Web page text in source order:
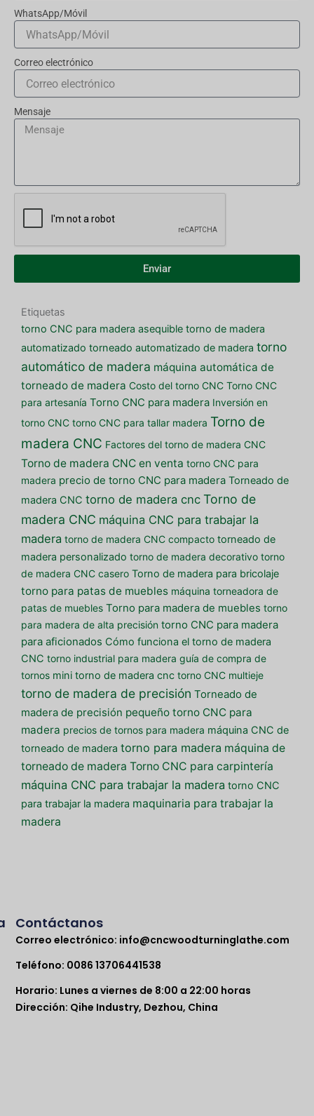
WhatsApp/Móvil
Correo electrónico
Mensaje
Enviar
Etiquetas
torno CNC para madera asequible torno de madera
automatizado torneado automatizado de madera torno
automático de madera máquina automática de
torneado de madera Costo del torno CNC Torno CNC
para artesanía Torno CNC para madera Inversión en
torno CNC torno CNC para tallar madera Torno de
madera CNC Factores del torno de madera CNC
Torno de madera CNC en venta torno CNC para
madera precio de torno CNC para madera Torneado de
madera CNC torno de madera cnc Torno de
madera CNC máquina CNC para trabajar la
madera torno de madera CNC compacto torneado de
madera personalizado torno de madera decorativo torno
de madera CNC casero Torno de madera para bricolaje
torno para patas de muebles máquina torneadora de
patas de muebles Torno para madera de muebles torno
para madera de alta precisión torno CNC para madera
para aficionados Cómo funciona el torno de madera
CNC torno industrial para madera guía de compra de
tornos mini torno de madera cnc torno CNC multieje
torno de madera de precisión Torneado de
madera de precisión pequeño torno CNC para
madera precios de tornos para madera máquina CNC de
torneado de madera torno para madera máquina de
torneado de madera Torno CNC para carpintería
máquina CNC para trabajar la madera torno CNC
para trabajar la madera maquinaria para trabajar la
madera
Contáctanos
Correo electrónico: info@cncwoodturninglathe.com
Teléfono: 0086 13706441538
Horario: Lunes a viernes de 8:00 a 22:00 horas
Dirección: Qihe Industry, Dezhou, China